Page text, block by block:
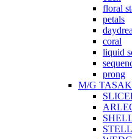
floral
petals
coral
liquid
prong
M/G